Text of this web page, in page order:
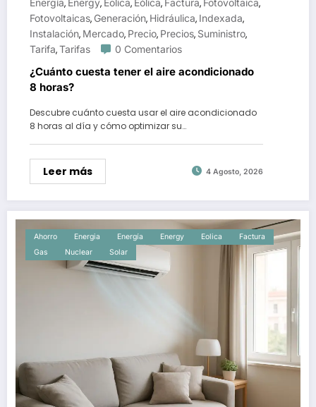
, , , , ,
,
Fotovoltaicas, Generación, Hidráulica, Indexada,
Instalación, Mercado, Precio, Precios, Suministro,
Tarifa,Tarifas 0 Comentarios
¿Cuánto cuesta tener el aire acondicionado
8 horas?
Descubre cuánto cuesta usar el aire acondicionado
8 horas al día y cómo optimizar su…
Leer más 4 Agosto, 2026
Ahorro Energia Energía Energy Eolica
Factura
Gas
Nuclear Solar